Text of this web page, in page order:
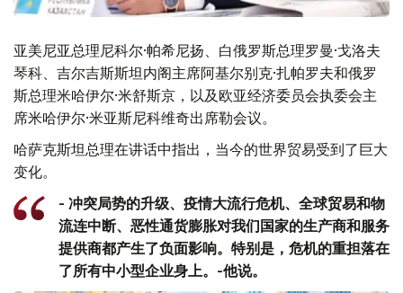
亚美尼亚总理尼科尔·帕希尼扬、白俄罗斯总理罗曼·戈洛夫
琴科、吉尔吉斯斯坦内阁主席阿基尔别克·扎帕罗夫和俄罗
斯总理米哈伊尔·米舒斯京，以及欧亚经济委员会执委会主
席米哈伊尔·米亚斯尼科维奇出席勒会议。
哈萨克斯坦总理在讲话中指出，当今的世界贸易受到了巨大
变化。
- 冲突局势的升级、疫情大流行危机、全球贸易和物
流连中断、恶性通货膨胀对我们国家的生产商和服务
提供商都产生了负面影响。特别是，危机的重担落在
了所有中小型企业身上。-他说。